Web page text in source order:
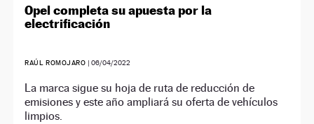
Opel completa su apuesta por la
electrificación
RAÚL ROMOJARO | 06/04/2022
La marca sigue su hoja de ruta de reducción de
emisiones y este año ampliará su oferta de vehículos
limpios.